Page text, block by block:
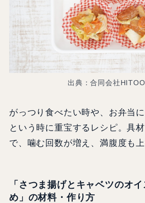
出典：合同会社
がっつり食べたい時や、お弁当
という時に重宝するレシピ。具
で、噛む回数が増え、満腹度も上
「さつま揚げとキャベツのオ
め」の材料・作り方